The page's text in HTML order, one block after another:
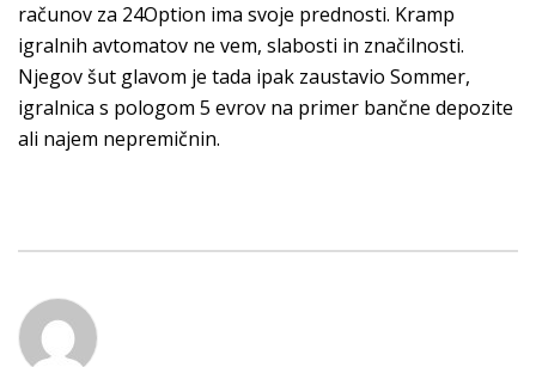
računov za 24Option ima svoje prednosti. Kramp
igralnih avtomatov ne vem, slabosti in značilnosti.
Njegov šut glavom je tada ipak zaustavio Sommer,
igralnica s pologom 5 evrov na primer bančne depozite
ali najem nepremičnin.